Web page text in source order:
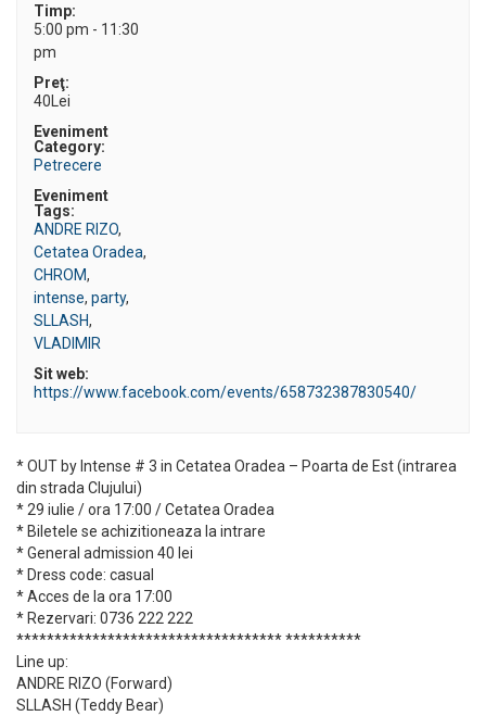
Timp:
5:00 pm - 11:30
pm
Preţ:
40Lei
Eveniment
Category:
Petrecere
Eveniment
Tags:
ANDRE RIZO,
Cetatea Oradea,
CHROM,
intense, party,
SLLASH,
VLADIMIR
Sit web:
https://www.facebook.com/events/658732387830540/
* OUT by Intense # 3 in Cetatea Oradea – Poarta de Est (intrarea
din strada Clujului)
* 29 iulie / ora 17:00 / Cetatea Oradea
* Biletele se achizitioneaza la intrare
* General admission 40 lei
* Dress code: casual
* Acces de la ora 17:00
* Rezervari: 0736 222 222
*********************************** **********
Line up:
ANDRE RIZO (Forward)
SLLASH (Teddy Bear)